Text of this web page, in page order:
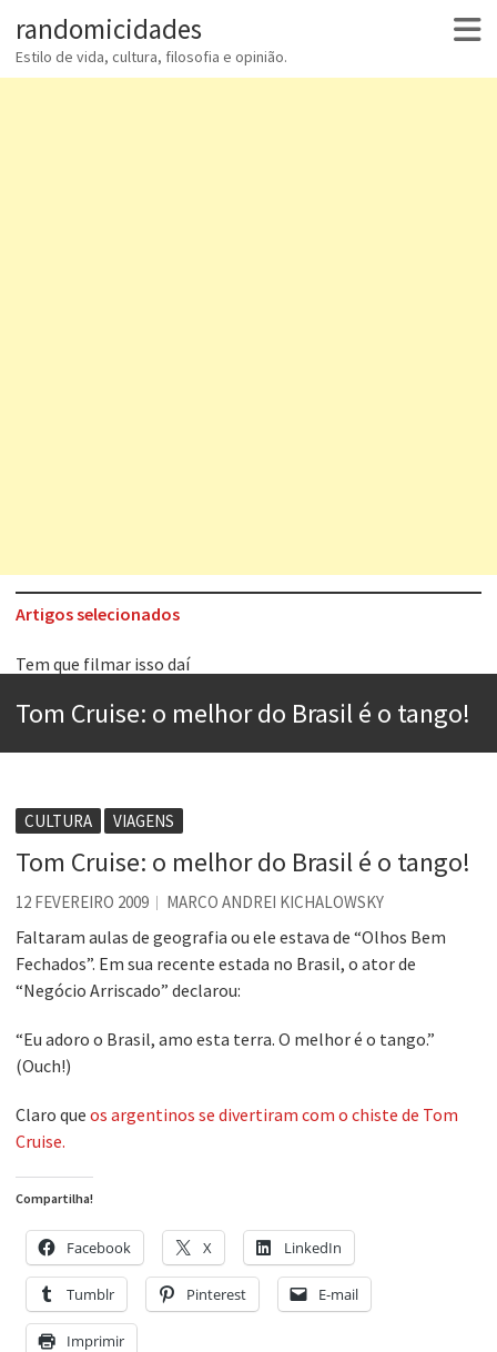
randomicidades
Estilo de vida, cultura, filosofia e opinião.
Artigos selecionados
Tem que filmar isso daí
Esse tal de Rock Gaúcho
Os causos de Jorge Luis Borges
Voto obrigatório é correto?
Se queres salvar o mundo, o veganismo não é a resposta
Tom Cruise: o melhor do Brasil é o tango!
CULTURA VIAGENS
Tom Cruise: o melhor do Brasil é o tango!
12 FEVEREIRO 2009 MARCO ANDREI KICHALOWSKY
Faltaram aulas de geografia ou ele estava de “Olhos Bem
Fechados”. Em sua recente estada no Brasil, o ator de
“Negócio Arriscado” declarou:
“Eu adoro o Brasil, amo esta terra. O melhor é o tango.”
(Ouch!)
Claro que os argentinos se divertiram com o chiste de Tom
Cruise.
Compartilha!
Facebook X LinkedIn
Tumblr Pinterest E-mail
Imprimir